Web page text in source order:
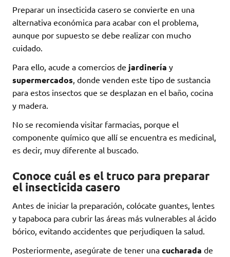
Preparar un insecticida casero se convierte en una
alternativa económica para acabar con el problema,
aunque por supuesto se debe realizar con mucho
cuidado.
Para ello, acude a comercios de jardinería y
supermercados, donde venden este tipo de sustancia
para estos insectos que se desplazan en el baño, cocina
y madera.
No se recomienda visitar farmacias, porque el
componente químico que allí se encuentra es medicinal,
es decir, muy diferente al buscado.
Conoce cuál es el truco para preparar
el insecticida casero
Antes de iniciar la preparación, colócate guantes, lentes
y tapaboca para cubrir las áreas más vulnerables al ácido
bórico, evitando accidentes que perjudiquen la salud.
Posteriormente, asegúrate de tener una cucharada de